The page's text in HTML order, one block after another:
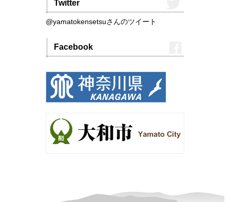
Twitter
@yamatokensetsuさんのツイート
Facebook